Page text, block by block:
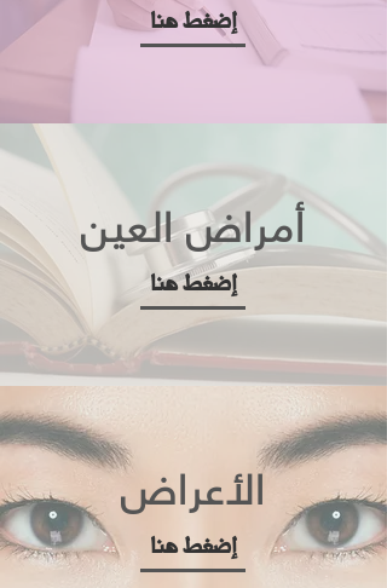
إضغط هنا
أمراض العين
إضغط هنا
الأعراض
إضغط هنا